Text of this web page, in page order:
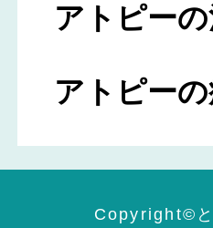
アトピー
アトピー
Copyright©️